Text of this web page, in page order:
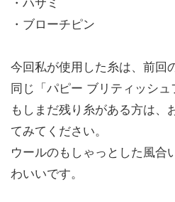
・ブローチピン
今回私が使用した糸は、前回
同じ「パピー ブリティッシュ
もしまだ残り糸がある方は、
てみてください。
ウールのもしゃっとした風合
わいいです。